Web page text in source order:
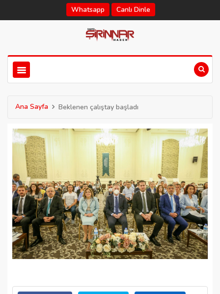
Whatsapp Canlı Dinle
Ana Sayfa Beklenen çalıştay başladı